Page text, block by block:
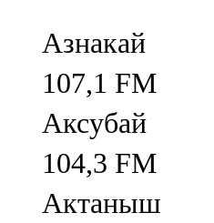
Азнакай
107,1 FM
Аксубай
104,3 FM
Актаныш